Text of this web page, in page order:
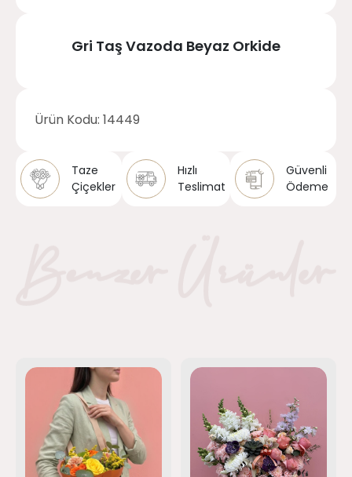
Gri Taş Vazoda Beyaz Orkide
Ürün Kodu: 14449
Taze
Çiçekler
Hızlı
Teslimat
Güvenli
Ödeme